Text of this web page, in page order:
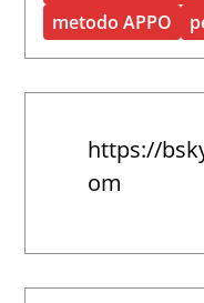
metodo APPO
https://
om